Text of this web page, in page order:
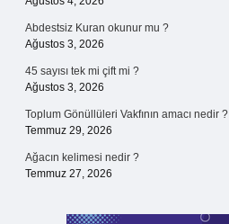
Abdestsiz Kuran okunur mu ?
Ağustos 3, 2026
45 sayısı tek mi çift mi ?
Ağustos 3, 2026
Toplum Gönüllüleri Vakfının amacı nedir ?
Temmuz 29, 2026
Ağacın kelimesi nedir ?
Temmuz 27, 2026